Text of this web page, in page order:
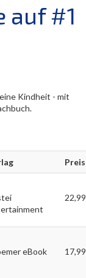
auf #1
Kindheit - mit
Preis
22,99
eBook 17,99